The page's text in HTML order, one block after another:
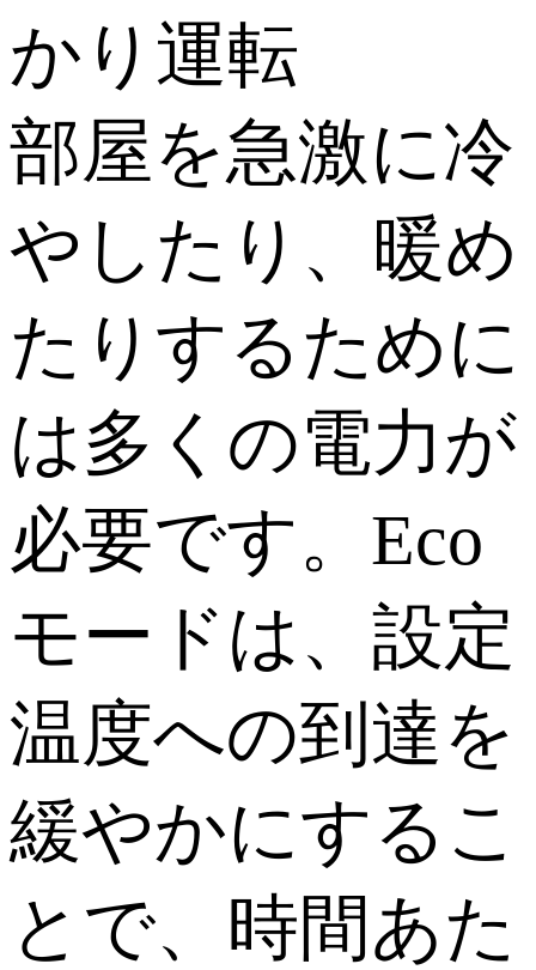
かり運転
部屋を急激に冷
やしたり、暖め
たりするために
は多くの電力が
必要です。Eco
モードは、設定
温度への到達を
緩やかにするこ
とで、時間あた